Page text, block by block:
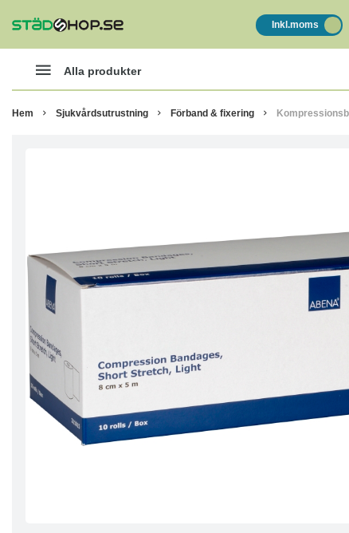
Inkl.moms
Alla produkter
Hem Sjukvårdsutrustning Förband & fixering